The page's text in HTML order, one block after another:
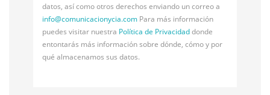
datos, así como otros derechos enviando un correo a
info@comunicacionycia.com Para más información
puedes visitar nuestra Política de Privacidaddonde
entontarás más información sobre dónde, cómo y por
qué almacenamos sus datos.